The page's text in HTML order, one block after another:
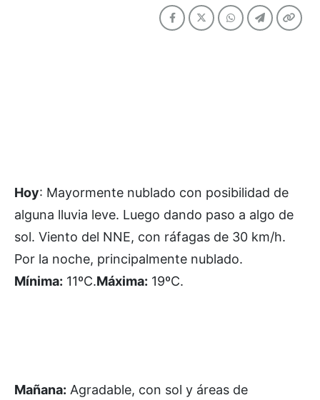
Hoy: Mayormente nublado con posibilidad de
alguna lluvia leve. Luego dando paso a algo de
sol. Viento del NNE, con ráfagas de 30 km/h.
Por la noche, principalmente nublado.
Mínima: 11ºC.Máxima: 19ºC.
Mañana: Agradable, con sol y áreas de